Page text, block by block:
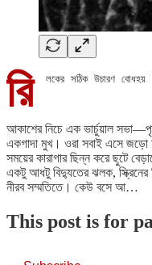
রি লকের সঠিক উচারণ বোধহয়
আকাশের নিচে এক ভার্চুয়াল
একগাদা মুখ। ওরা সবাই এসে জড়ো
সময়ের কারাগার ছিন্ন করে ছুটে
একটু আধটু বিদ্যুতের ঝলক, স্ক্রিনের
নীরব সম্মতিতে। কেউ বসে আ…
This post is for